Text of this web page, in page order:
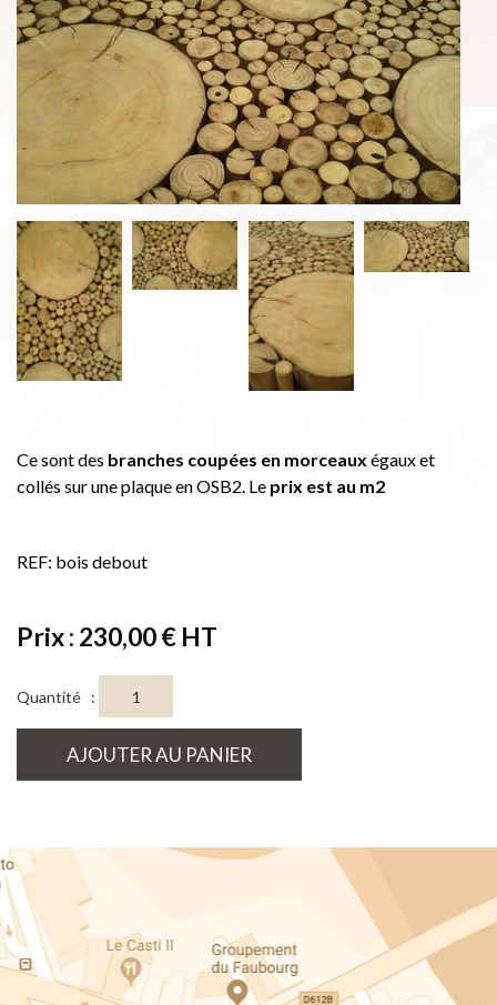
Ce sont des branches coupées en morceaux égaux et
collés sur une plaque en OSB2. Le prix est au m2
REF: bois debout
Prix : 230,00 € HT
Quantité :
AJOUTER AU PANIER